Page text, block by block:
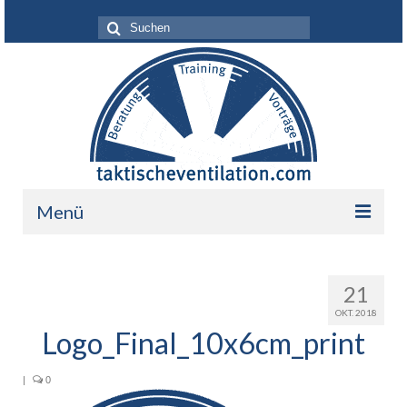
Suche
nach:
Menü
Ihr Nutzen
Referenzen
21
OKT. 2018
Logo_Final_10x6cm_print
| 0